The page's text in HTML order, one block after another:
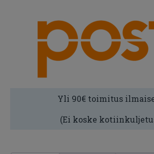
Yli 90€ toimitus
(Ei koske